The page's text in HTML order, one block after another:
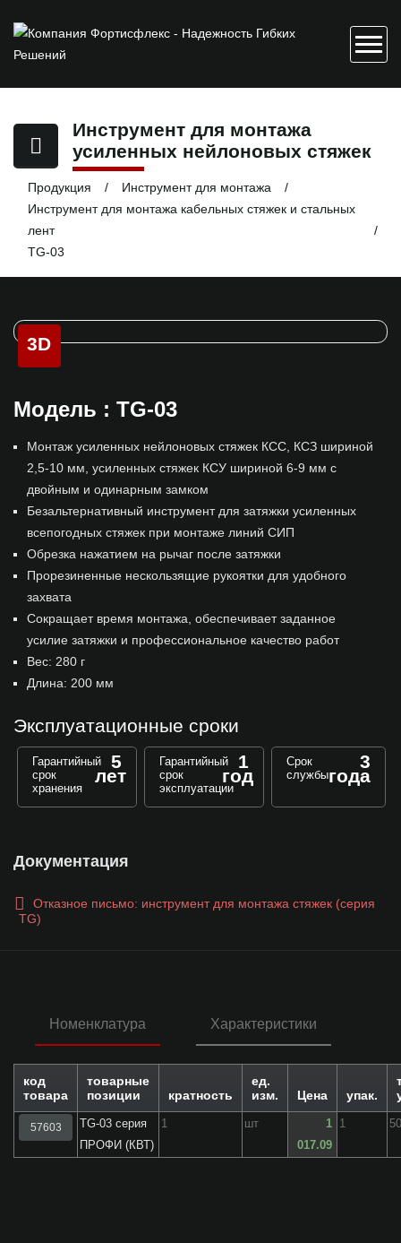
Инструмент для монтажа
усиленных нейлоновых стяжек
Продукция
Инструмент для монтажа
Инструмент для монтажа кабельных стяжек и стальных
лент
TG-03
3D
Модель : TG-03
Монтаж усиленных нейлоновых стяжек КСС, КСЗ шириной
2,5-10 мм, усиленных стяжек КСУ шириной 6-9 мм с
двойным и одинарным замком
Безальтернативный инструмент для затяжки усиленных
всепогодных стяжек при монтаже линий СИП
Обрезка нажатием на рычаг после затяжки
Прорезиненные нескользящие рукоятки для удобного
захвата
Сокращает время монтажа, обеспечивает заданное
усилие затяжки и профессиональное качество работ
Вес: 280 г
Длина: 200 мм
Эксплуатационные сроки
Гарантийный
срок
хранения
5
лет
Гарантийный
срок
эксплуатации
1
год
Срок
службы
3
года
Документация
Отказное письмо: инструмент для монтажа стяжек (серия
TG)
Номенклатура Характеристики
код
товара
товарные
позиции
кратность
ед.
изм.
Цена упак.
57603
TG-03 серия
ПРОФИ (КВТ)
1 шт
1
017.09
1